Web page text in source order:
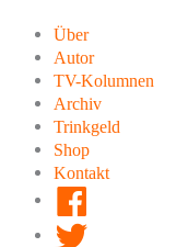
Inhalt
springen
Über
Autor
TV-Kolumnen
Archiv
Trinkgeld
Shop
Kontakt